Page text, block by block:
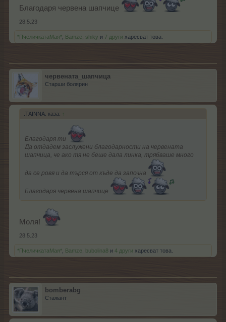
Благодаря червена шапчице
28.5.23
*ПчеличкатаМая* Bamze shiky и 7 други харесват това.
червената_шапчица
Старши болярин
.TAINNA. каза: ↑
Благодаря ти
Да отдадем заслужени благодарности на червената
шапчица, че ако тя не беше дала линка, трябваше много
да се ровя и да търся от къде да започна
Благодаря червена шапчице
Моля!
28.5.23
*ПчеличкатаМая* Bamze bubolina8 и 4 други харесват това.
bomberabg
Стажант